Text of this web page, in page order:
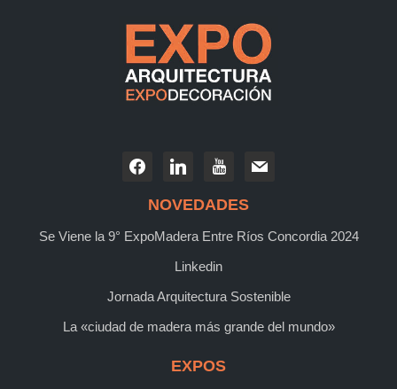
NOVEDADES
Se Viene la 9° ExpoMadera Entre Ríos Concordia 2024
Linkedin
Jornada Arquitectura Sostenible
La «ciudad de madera más grande del mundo»
EXPOS